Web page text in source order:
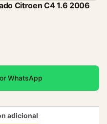
Citroen C4 1.6 2006
WhatsApp
adicional